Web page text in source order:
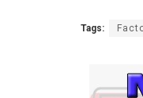
Tags: